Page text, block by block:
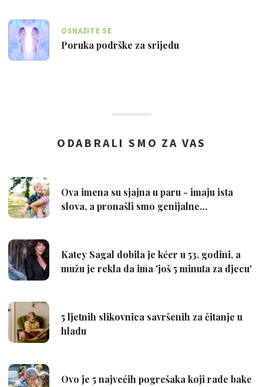
OSNAŽITE SE
Poruka podrške za srijedu